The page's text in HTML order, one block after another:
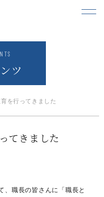
ツ
を行ってきました
てきました
、職長の皆さんに「職長と